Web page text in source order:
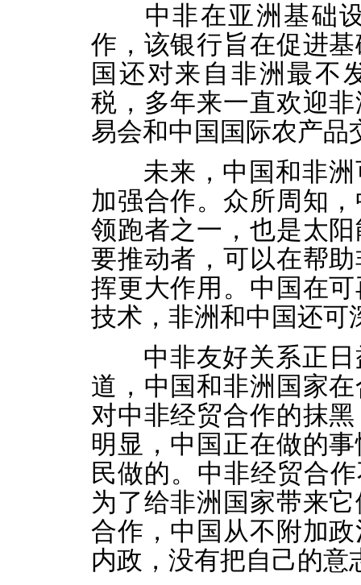
中非在亚洲基础
作，该银行旨在促进
国还对来自非洲最不
税，多年来一直欢迎
易会和中国国际农产品
未来，中国和非洲
加强合作。众所周知
领跑者之一，也是太
要推动者，可以在帮
挥更大作用。中国在
技术，非洲和中国还可
中非友好关系正
道，中国和非洲国家
对中非经贸合作的抹
明显，中国正在做的
民做的。中非经贸合
为了给非洲国家带来
合作，中国从不附加
内政，没有把自己的意